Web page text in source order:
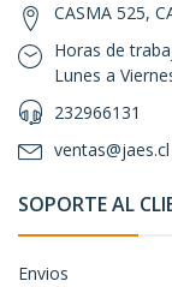
CASMA 525,
Horas de
Lunes a
232966131
ventas@jaes.cl
SOPORTE AL
Envios